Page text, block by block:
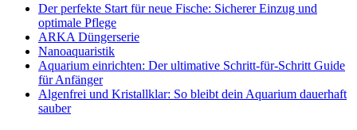
Der perfekte Start für neue Fische: Sicherer Einzug und
optimale Pflege
ARKA Düngerserie
Nanoaquaristik
Aquarium einrichten: Der ultimative Schritt-für-Schritt Guide
für Anfänger
Algenfrei und Kristallklar: So bleibt dein Aquarium dauerhaft
sauber